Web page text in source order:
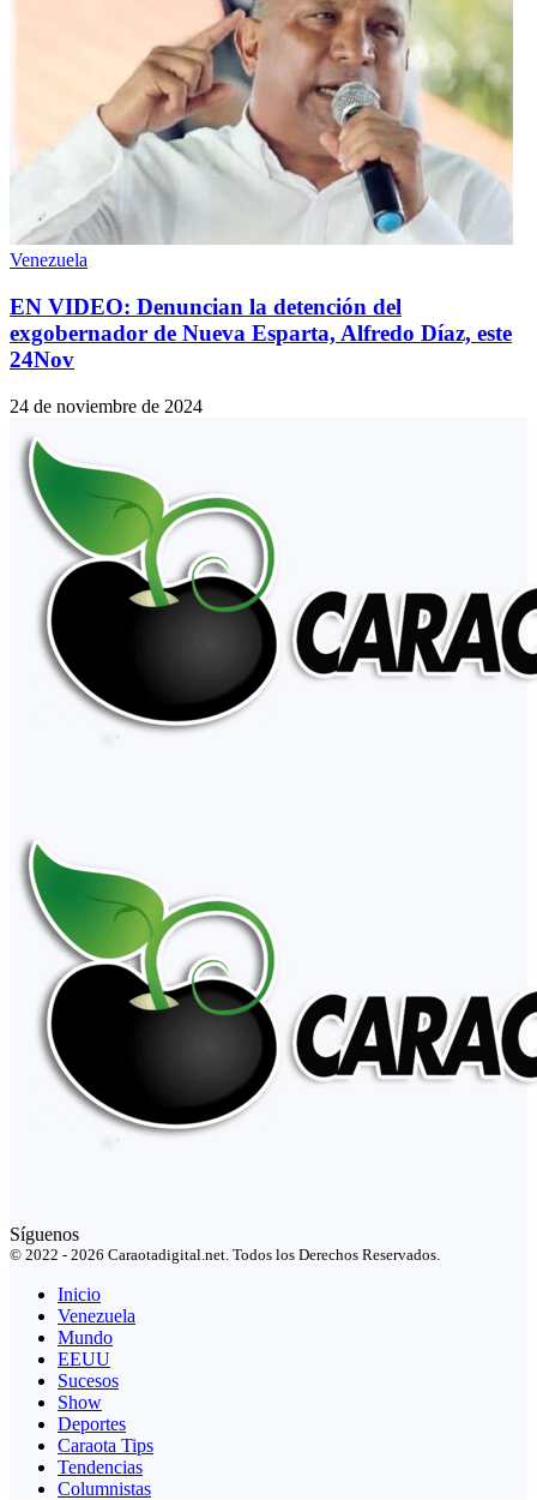
Venezuela
EN VIDEO: Denuncian la detención del
exgobernador de Nueva Esparta, Alfredo Díaz, este
24Nov
24 de noviembre de 2024
Síguenos
© 2022 - 2026 Caraotadigital.net. Todos los Derechos Reservados.
Inicio
Venezuela
Mundo
EEUU
Sucesos
Show
Deportes
Caraota Tips
Tendencias
Columnistas